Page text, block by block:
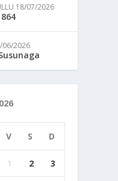
18/07/2026
06/2026
V S D
1 2 3